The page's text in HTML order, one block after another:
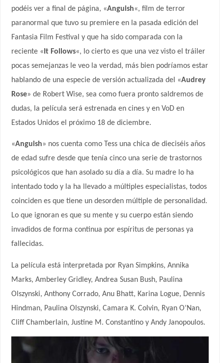
podéis ver a final de página, «Anguish«, film de terror
paranormal que tuvo su premiere en la pasada edición del
Fantasia Film Festival y que ha sido comparada con la
reciente « It Follows«, lo cierto es que una vez visto el tráiler
pocas semejanzas le veo la verdad, más bien podríamos estar
hablando de una especie de versión actualizada del «Audrey
Rose» de Robert Wise, sea como fuera pronto saldremos de
dudas, la película será estrenada en cines y en VoD en
Estados Unidos el próximo 18 de diciembre.
«Anguish» nos cuenta como Tess una chica de dieciséis años
de edad sufre desde que tenía cinco una serie de trastornos
psicológicos que han asolado su día a día. Su madre lo ha
intentado todo y la ha llevado a múltiples especialistas, todos
coinciden es que tiene un desorden múltiple de personalidad.
Lo que ignoran es que su mente y su cuerpo están siendo
invadidos de forma continua por espíritus de personas ya
fallecidas.
La película está interpretada por Ryan Simpkins, Annika
Marks, Amberley Gridley, Andrea Susan Bush, Paulina
Olszynski, Anthony Corrado, Anu Bhatt, Karina Logue, Dennis
Hindman, Paulina Olszynski, Camara K. Colvin, Ryan O’Nan,
Cliff Chamberlain, Justine M. Constantino y Andy Janopoulos.